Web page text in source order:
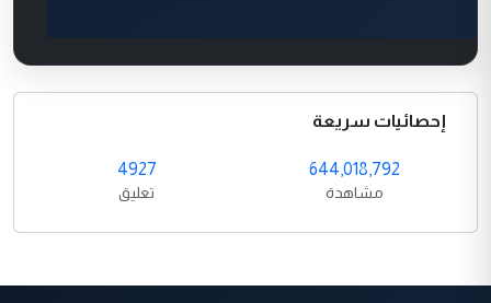
إحصائيات سريعة
644,018,792
مشاهدة
4927
تعليق